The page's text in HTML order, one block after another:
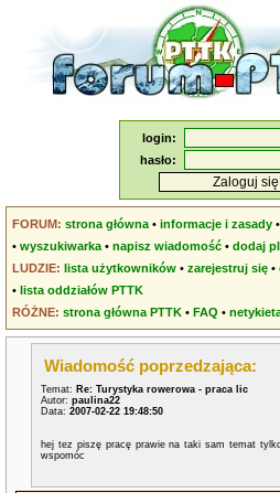
login:
hasło:
FORUM: strona główna •informacje i zasady
•wyszukiwarka •napisz wiadomość •dodaj
LUDZIE: lista użytkowników •zarejestruj się •
•lista oddziałów PTTK
RÓŻNE: strona główna PTTK •FAQ •
Wiadomość poprzedzająca:
Temat: Re: Turystyka rowerowa - praca lic
Autor:paulina22
Data:2007-02-22 19:48:50
hej tez piszę pracę prawie na taki sam temat
wspomóc